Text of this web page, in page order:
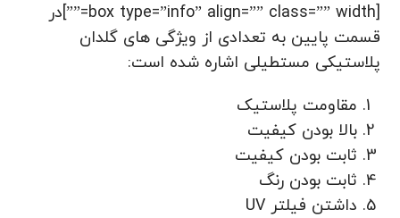
[box type=”info” align=”” class=”” width=””]در
قسمت پایین به تعدادی از ویژگی های گلدان
پلاستیکی مستطیلی اشاره شده است:
مقاومت پلاستیک
بالا بودن کیفیت
ثابت بودن کیفیت
ثابت بودن رنگ
داشتن فیلتر UV